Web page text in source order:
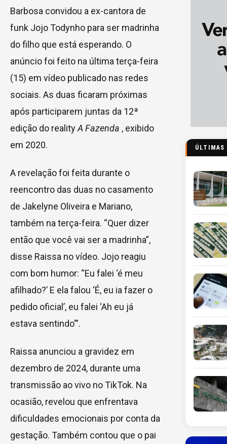
Barbosa convidou a ex-cantora de
funk Jojo Todynho para ser madrinha
do filho que está esperando. O
anúncio foi feito na última terça-feira
(15) em vídeo publicado nas redes
sociais. As duas ficaram próximas
após participarem juntas da 12ª
edição do realityA Fazenda , exibido
em 2020.
A revelação foi feita durante o
reencontro das duas no casamento
de Jakelyne Oliveira e Mariano,
também na terça-feira. “Quer dizer
então que você vai ser a madrinha”,
disse Raissa no vídeo. Jojo reagiu
com bom humor: “Eu falei ‘é meu
afilhado?’ E ela falou ‘É, eu ia fazer o
pedido oficial’, eu falei ‘Ah eu já
estava sentindo'”.
Raissa anunciou a gravidez em
dezembro de 2024, durante uma
transmissão ao vivo no TikTok. Na
ocasião, revelou que enfrentava
dificuldades emocionais por conta da
gestação. Também contou que o pai